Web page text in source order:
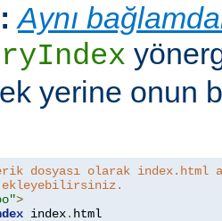
Aynı
yerine onun
dosyası olarak index.html
>
index. html